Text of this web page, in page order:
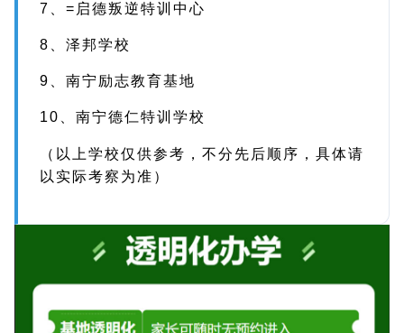
7、=启德叛逆特训中心
8、泽邦学校
9、南宁励志教育基地
10、南宁德仁特训学校
（以上学校仅供参考，不分先后顺序，具体请
以实际考察为准）